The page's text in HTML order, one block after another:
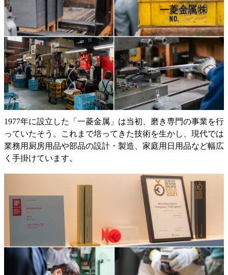
1977年に設立した「一菱金属」は当初、磨き専門の事業を行
っていたそう。これまで培ってきた技術を生かし、現代では
業務用厨房用品や部品の設計・製造、家庭用日用品など幅広
く手掛けています。